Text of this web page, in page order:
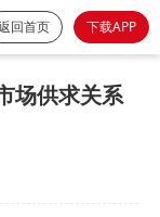
回首页 下载APP
场供求关系